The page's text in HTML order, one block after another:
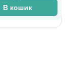
В кошик